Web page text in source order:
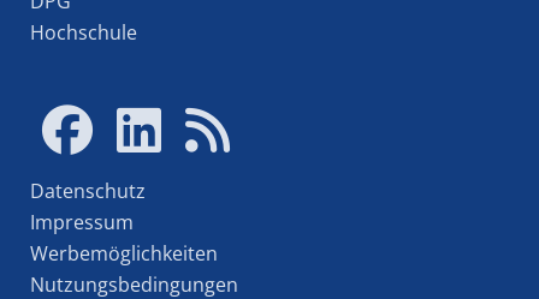
Hochschule
Datenschutz
Impressum
Werbemöglichkeiten
Nutzungsbedingungen